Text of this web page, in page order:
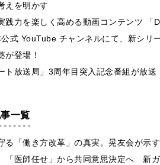
えを明かす
践力を楽しく高める動画コンテンツ 「
式 YouTube チャンネルにて、新シリ
が登場！
ト放送局」3周年目突入記念番組が放
一覧
る「働き方改革」の真実。晃友会が示
「医師任せ」から共同意思決定へ 新